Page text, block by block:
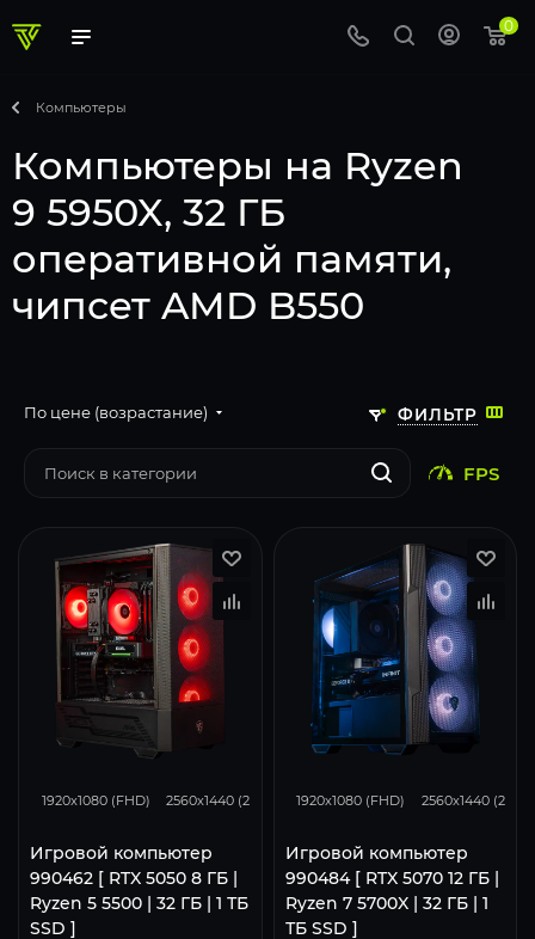
0
Компьютеры
Компьютеры на Ryzen
9 5950X, 32 ГБ
оперативной памяти,
чипсет AMD B550
ФИЛЬТР
По цене (возрастание)
FPS
1920x1080 (FHD) 2560x1440 (2K) 3840x2160 (4K)
Игровой компьютер
990462 [ RTX 5050 8 ГБ |
Ryzen 5 5500 | 32 ГБ | 1 ТБ
SSD ]
1920x1080 (FHD) 2560x1440 (2K)
Игровой компьютер
990484 [ RTX 5070 12 ГБ |
Ryzen 7 5700X | 32 ГБ | 1
ТБ SSD ]